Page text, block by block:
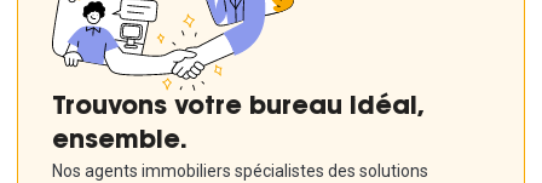
Trouvons votre bureau idéal,
ensemble.
Nos agents immobiliers spécialistes des solutions